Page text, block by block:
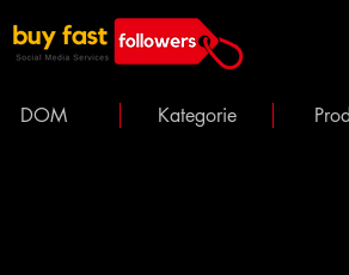
DOM Kategorie